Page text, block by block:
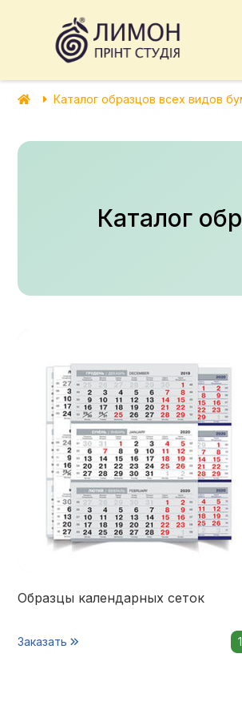
Каталог образцов всех видов
Каталог
Образцы календарных сеток
Заказать